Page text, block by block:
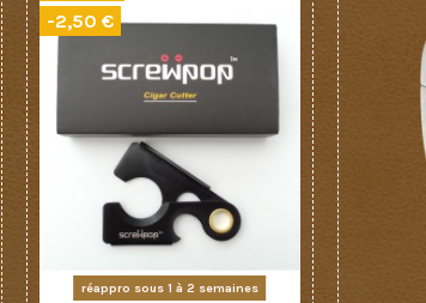
-2,50 €
réappro sous 1 à 2 semaines